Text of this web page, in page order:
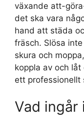
växande att-
det ska vara
hand att städa
fräsch. Slösa
skura och
koppla av och
ett professionellt
Vad ingår